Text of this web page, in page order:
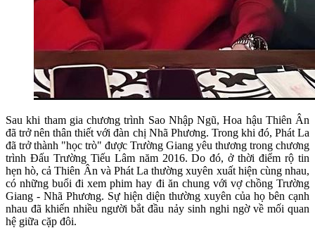
Sau khi tham gia chương trình Sao Nhập Ngũ, Hoa hậu Thiên Ân
đã trở nên thân thiết với đàn chị Nhã Phương. Trong khi đó, Phát La
đã trở thành "học trò" được Trường Giang yêu thương trong chương
trình Đấu Trường Tiếu Lâm năm 2016. Do đó, ở thời điểm rộ tin
hẹn hò, cả Thiên Ân và Phát La thường xuyên xuất hiện cùng nhau,
có những buổi đi xem phim hay đi ăn chung với vợ chồng Trường
Giang - Nhã Phương. Sự hiện diện thường xuyên của họ bên cạnh
nhau đã khiến nhiều người bắt đầu nảy sinh nghi ngờ về mối quan
hệ giữa cặp đôi.